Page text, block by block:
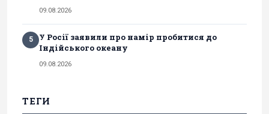
09.08.2026
5
У Росії заявили про намір пробитися до
Індійського океану
09.08.2026
ТЕГИ